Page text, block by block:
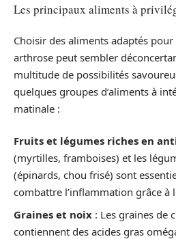
Les principaux aliments à
Choisir des aliments adaptés
arthrose peut sembler
multitude de possibilités
quelques groupes d’aliments à
matinale :
Fruits et légumes riches en
(myrtilles, framboises) et les
(épinards, chou frisé) sont
combattre l’inflammation grâce à
Graines et noix : Les graines de
contiennent des acides gras